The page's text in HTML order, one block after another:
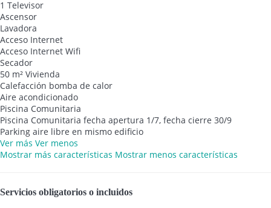
1 Televisor
Ascensor
Lavadora
Acceso Internet
Acceso Internet Wifi
Secador
50 m² Vivienda
Calefacción bomba de calor
Aire acondicionado
Piscina Comunitaria
Piscina Comunitaria fecha apertura 1/7, fecha cierre 30/9
Parking aire libre en mismo edificio
Ver más Ver menos
Mostrar más características Mostrar menos características
Servicios obligatorios o incluidos